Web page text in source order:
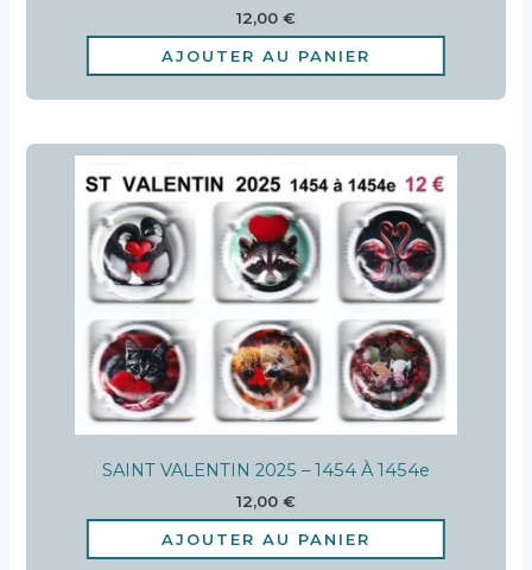
12,00 €
AJOUTER AU PANIER
SAINT VALENTIN 2025 – 1454 À 1454e
12,00 €
AJOUTER AU PANIER